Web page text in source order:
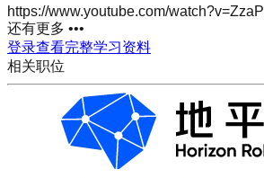
https://www.youtube.com/
还有更多 •••
登录查看完整学习资料
相关职位